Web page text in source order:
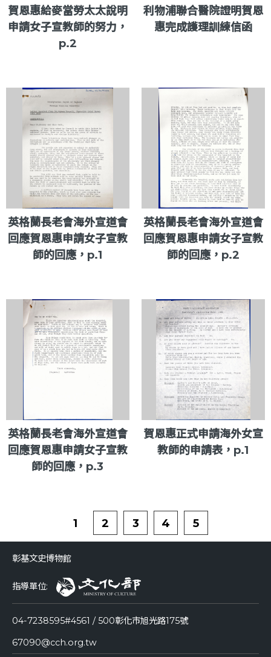
賀恩惠給麥當勞太太說明
申請女子宣教師的努力，
p.2
利物浦聯合醫院證明賀恩
惠完成護理訓練信函
英格蘭長老會海外宣道會
回應賀恩惠申請女子宣教
師的回應，p.1
英格蘭長老會海外宣道會
回應賀恩惠申請女子宣教
師的回應，p.2
英格蘭長老會海外宣道會
回應賀恩惠申請女子宣教
師的回應，p.3
賀恩惠正式申請海外女宣
教師的申請表，p.1
1 2 3 4 5
彰基文史博物館
指導單位:
04-7238595#4561 / 500彰化市旭光路175號
67090@cch.org.tw